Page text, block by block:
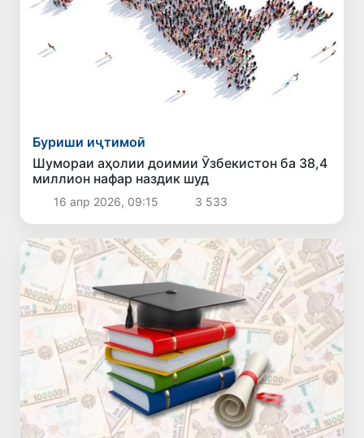
Буриши иҷтимоӣ
Шумораи аҳолии доимии Ӯзбекистон ба 38,4
миллион нафар наздик шуд
16 апр 2026, 09:15 3 533